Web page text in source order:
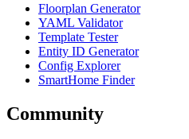
Floorplan Generator
YAML Validator
Template Tester
Entity ID Generator
Config Explorer
SmartHome Finder
Community